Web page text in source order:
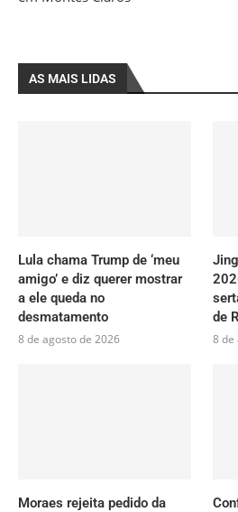
AS MAIS LIDAS
Lula chama Trump de ‘meu
amigo’ e diz querer mostrar
a ele queda no
desmatamento
8 de agosto de 2026
de
8 de
Moraes rejeita pedido da